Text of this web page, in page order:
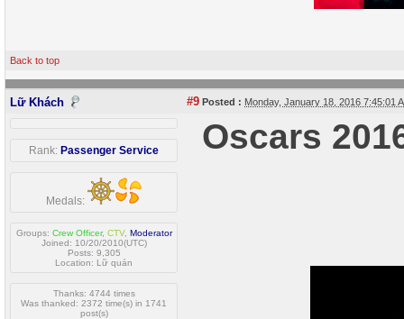
Back to top
Lữ Khách #9 Posted : Monday, January 18, 2016 7:45:01
Rank: Passenger Service
Medals:
Groups: Crew Officer, CTV, Moderator
Joined: 10/20/2010(UTC)
Posts: 9,305
Location: Lữ quán
Thanks: 4744 times
Was thanked: 2372 time(s) in 1741
post(s)
Oscars